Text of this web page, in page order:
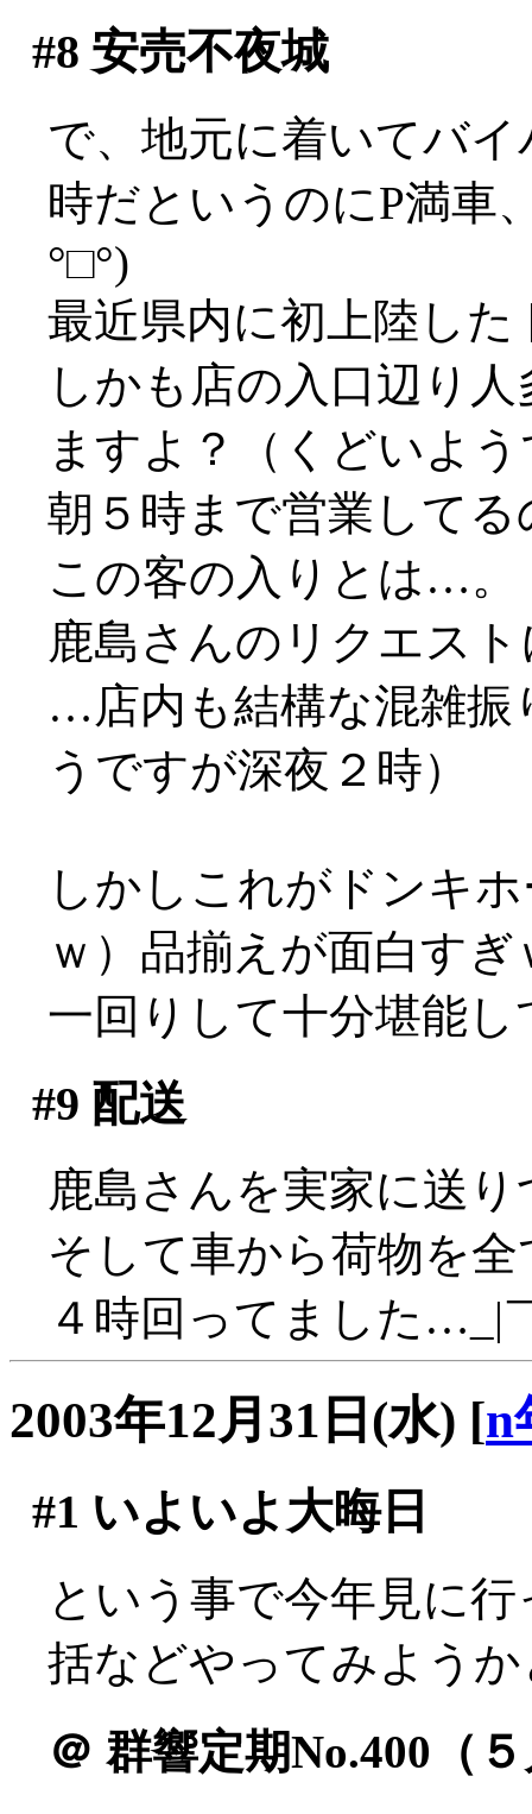
#8 安売不夜城
で、地元に着いてバ
時だというのにP満車
°□°)
最近県内に初上陸し
しかも店の入口辺り
ますよ？（くどいよ
朝５時まで営業して
この客の入りとは…。
鹿島さんのリクエス
…店内も結構な混雑
うですが深夜２時）
しかしこれがドンキ
ｗ）品揃えが面白すぎ
一回りして十分堪能
#9 配送
鹿島さんを実家に送
そして車から荷物を
４時回ってました…_|
2003年12月31日(水) [n
#1 いよいよ大晦日
という事で今年見に
括などやってみよう
＠ 群響定期No.400（